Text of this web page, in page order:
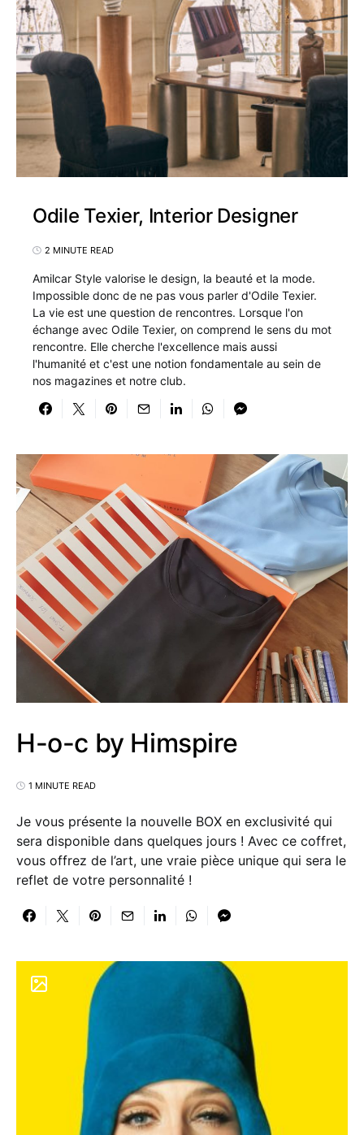
Odile Texier, Interior Designer
2 MINUTE READ
Amilcar Style valorise le design, la beauté et la mode.
Impossible donc de ne pas vous parler d'Odile Texier.
La vie est une question de rencontres. Lorsque l'on
échange avec Odile Texier, on comprend le sens du mot
rencontre. Elle cherche l'excellence mais aussi
l'humanité et c'est une notion fondamentale au sein de
nos magazines et notre club.
H-o-c by Himspire
1 MINUTE READ
Je vous présente la nouvelle BOX en exclusivité qui
sera disponible dans quelques jours ! Avec ce coffret,
vous offrez de l’art, une vraie pièce unique qui sera le
reflet de votre personnalité !